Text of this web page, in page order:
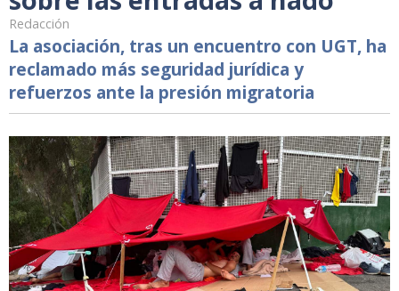
Redacción
La asociación, tras un encuentro con UGT, ha
reclamado más seguridad jurídica y
refuerzos ante la presión migratoria